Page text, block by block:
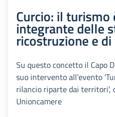
Curcio: il turismo
integrante delle
ricostruzione e
Su questo concetto il Capo
suo intervento all’evento
rilancio riparte dai territori',
Unioncamere